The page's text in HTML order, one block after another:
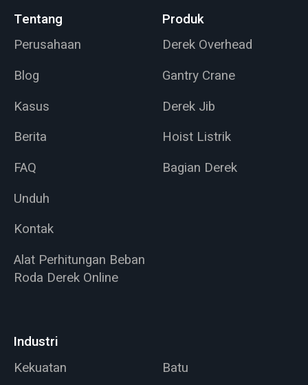
Tentang
Perusahaan
Blog
Kasus
Berita
FAQ
Unduh
Kontak
Alat Perhitungan Beban
Roda Derek Online
Produk
Derek Overhead
Gantry Crane
Derek Jib
Hoist Listrik
Bagian Derek
Industri
Kekuatan
Batu